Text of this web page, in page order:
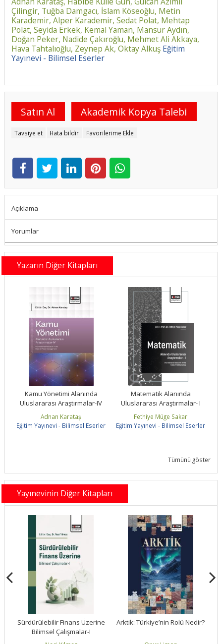
Çilingir, Tuğba Damgacı, İslam Köseoğlu, Metin
Karademir, Alper Karademir, Sedat Polat, Mehtap
Polat, Seyida Erkek, Kemal Yaman, Mansur Aydın,
Doğan Peker, Nadide Çakıroğlu, Mehmet Ali Akkaya,
Hava Tahtalıoğlu, Zeynep Ak, Oktay Alkuş Eğitim
Yayınevi - Bilimsel Eserler
Satın Al Akademik Kopya Talebi
Tavsiye et Hata bildir Favorilerime Ekle
Açıklama
Yorumlar
Yazarın Diğer Kitapları
Kamu Yönetimi Alanında
Uluslararası Araştırmalar-IV
Adnan Karataş
Eğitim Yayınevi - Bilimsel Eserler
Matematik Alanında
Uluslararası Araştırmalar- I
Fethiye Müge Sakar
Eğitim Yayınevi - Bilimsel Eserler
Tümünü göster
Yayınevinin Diğer Kitapları
Sürdürülebilir Finans Üzerine
Bilimsel Çalışmalar-I
Arktik: Türkiye’nin Rolü Nedir?